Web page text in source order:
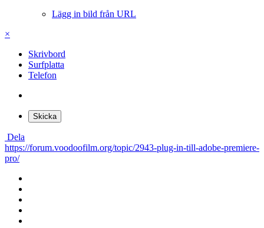
Lägg in bild från URL
×
Skrivbord
Surfplatta
Telefon
Skicka
Dela
https://forum.voodoofilm.org/topic/2943-plug-in-till-adobe-premiere-
pro/